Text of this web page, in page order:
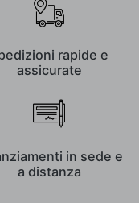
rapide e
assicurate
in sede e
a distanza